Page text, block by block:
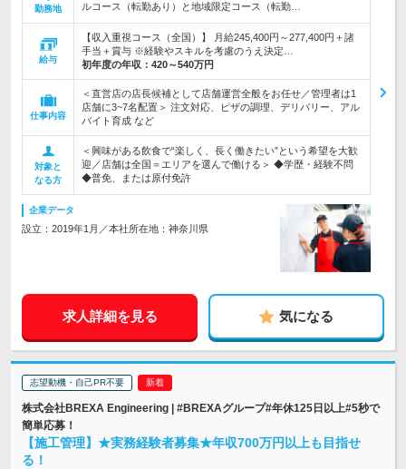
勤務地
ルコース（転勤あり）と地域限定コース（転勤…
給与
【収入重視コース（全国）】 月給245,400円～277,400円＋諸
手当＋賞与 ※経験やスキルを考慮のうえ決定…
初年度の年収： 420～540万円
仕事内容
＜直営店の店長候補として店舗運営全般をお任せ／管理者は1
店舗に3~7名配置＞ 注文対応、ピザの調理、デリバリー、アル
バイト育成 など
対象と
なる方
＜興味がある飲食で“楽しく、長く働きたい”という希望を大歓
迎／店舗は全国＝エリアを選んで働ける＞ ◆学歴・経験不問
◆普免、または原付免許
企業データ
設立：2019年1月／本社所在地：神奈川県
求人詳細を見る 気になる
志望動機・自己PR不要
株式会社BREXA Engineering | #BREXAグループ#年休125日以上#5秒で
簡単応募！
【施工管理】★実務経験者募集★年収700万円以上も目指せ
る！